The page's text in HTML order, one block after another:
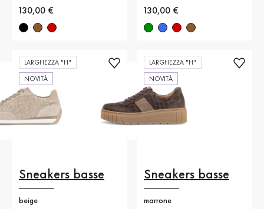
Nuovo prezzo
130,00 € Nuovo prezzo
130,00 €
LARGHEZZA "H"
NOVITÀ
Sneakers basse
beige
LARGHEZZA "H"
NOVITÀ
Sneakers basse
marrone